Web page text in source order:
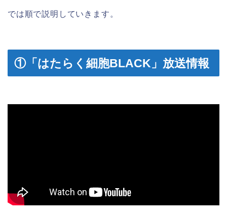
では順で説明していきます。
①「はたらく細胞BLACK」放送情報